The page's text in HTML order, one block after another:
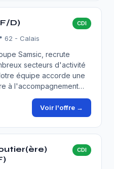
D) CDI
62 - Calais
Samsic, recrute
secteurs d'activité
équipe accorde une
à l'accompagnement…
Voir l'offre →
CDI